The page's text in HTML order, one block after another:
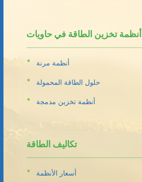
أنظمة تخزين الطاقة في حاويات
أنظمة مرنة
حلول الطاقة المحمولة
أنظمة تخزين مدمجة
تكاليف الطاقة
أسعار الأنظمة